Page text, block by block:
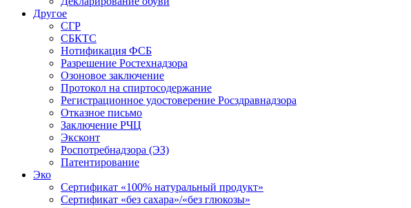
Другое
СГР
СБКТС
Нотификация ФСБ
Разрешение Ростехнадзора
Озоновое заключение
Протокол на спиртосодержание
Регистрационное удостоверение Росздравнадзора
Отказное письмо
Заключение РЧЦ
Эксконт
Роспотребнадзора (ЭЗ)
Патентирование
Эко
Сертификат «100% натуральный продукт»
Сертификат «без сахара»/«без глюкозы»